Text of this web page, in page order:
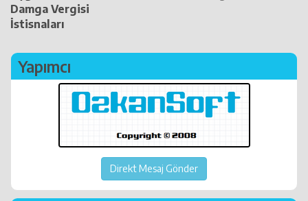
Damga Vergisi
İstisnaları
Yapımcı
Direkt Mesaj Gönder